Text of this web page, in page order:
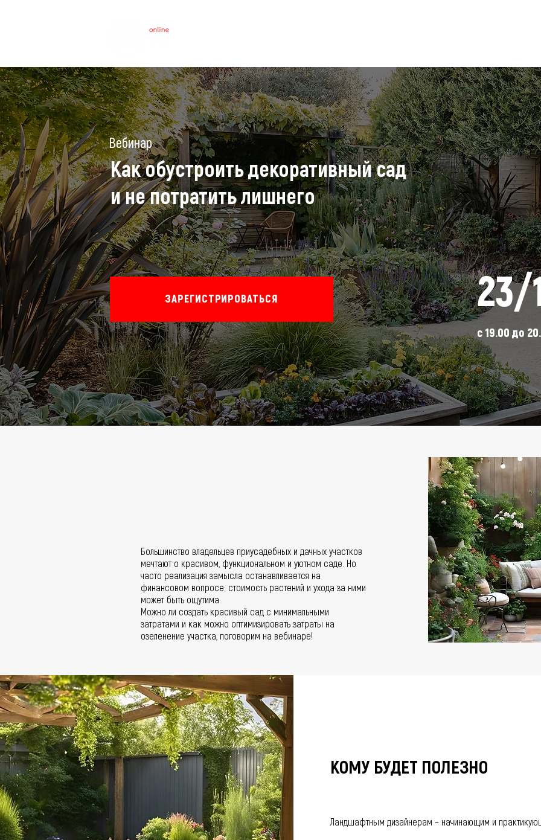
Вебинар
Как обустроить декоративный сад
и не потратить лишнего
ЗАРЕГИСТРИРОВАТЬСЯ 23/
с 19.00 до
Большинство владельцев приусадебных и дачных участков
мечтают о красивом, функциональном и уютном саде. Но
часто реализация замысла останавливается на
финансовом вопросе: стоимость растений и ухода за ними
может быть ощутима.
Можно ли создать красивый сад с минимальными
затратами и как можно оптимизировать затраты на
озеленение участка, поговорим на вебинаре!
КОМУ БУДЕТ ПОЛЕЗНО
Ландшафтным дизайнерам – начинающим и